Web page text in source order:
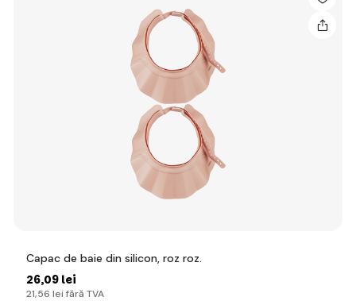
Capac de baie din silicon, roz roz.
26,09 lei
21,56 lei fără TVA